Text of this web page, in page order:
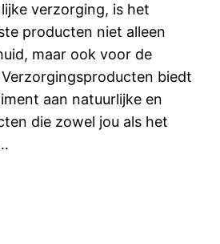
verzorging, is het
producten niet alleen
maar ook voor de
biedt
aan natuurlijke en
die zowel jou als het